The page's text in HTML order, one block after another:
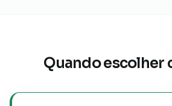
Quando escolher